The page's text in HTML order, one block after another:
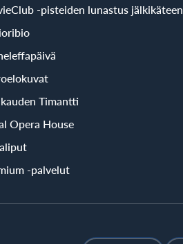
-pisteiden lunastus jälkikäteen
Timantti
Opera House
-palvelut